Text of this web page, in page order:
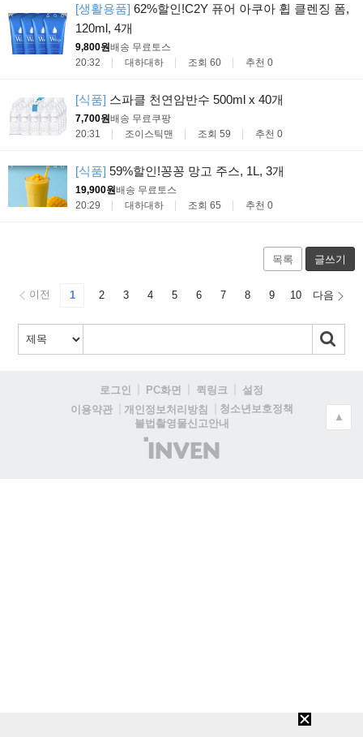
[생활용품] 62%할인!C2Y 퓨어 아쿠아 휩 클렌징 폼,
120ml, 4개
9,800원배송 무료 토스
20:32
대하대하 조회 60 추천 0
[식품] 스파클 천연암반수 500ml x 40개
7,700원배송 무료 쿠팡
20:31
조이스틱맨 조회 59 추천 0
[식품] 59%할인!꽁꽁 망고 주스, 1L, 3개
19,900원배송 무료 토스
20:29
대하대하 조회 65 추천 0
목록 글쓰기
이전 1 2 3 4 5 6 7 8 9 10 다음
로그인 PC화면 퀵링크
설정
이용약관
개인정보처리방침
청소년보호정책
불법촬영물신고안내
(주)
인
▲